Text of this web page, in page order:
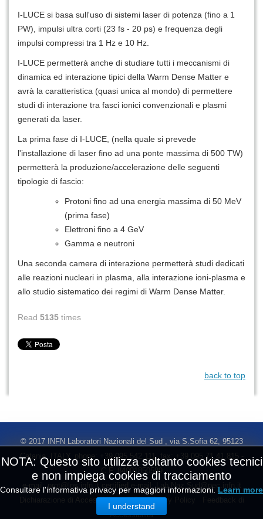
NOTA: Questo sito utilizza soltanto cookies tecnici
e non impiega cookies di tracciamento
Consultare l'informativa privacy per maggiori informazioni. Learn more
I understand
I-LUCE si basa sull'uso di sistemi laser di potenza (fino a 1
PW), impulsi ultra corti (23 fs - 20 ps) e frequenza degli
impulsi compressi tra 1 Hz e 10 Hz.
I-LUCE permetterà anche di studiare tutti i meccanismi di
dinamica ed interazione tipici della Warm Dense Matter e
avrà la caratteristica (quasi unica al mondo) di permettere
studi di interazione tra fasci ionici convenzionali e plasmi
generati da laser.
La prima fase di I-LUCE, (nella quale si prevede
l'installazione di laser fino ad una ponte massima di 500 TW)
permetterà la produzione/accelerazione delle seguenti
tipologie di fascio:
Protoni fino ad una energia massima di 50 MeV
(prima fase)
Elettroni fino a 4 GeV
Gamma e neutroni
Una seconda camera di interazione permetterà studi dedicati
alle reazioni nucleari in plasma, alla interazione ioni-plasma e
allo studio sistematico dei regimi di Warm Dense Matter.
Read 5135 times
back to top
© 2017 INFN Laboratori Nazionali del Sud , via S.Sofia 62, 95123
Catania, ITALY, phone: +39.095.542.111, fax: +39.095.71.41.815 -
C.F. 84001850589
e-mail:prot@lns.infn.itcertified e-mail:Lab.Naz.Sud@pec.infn.it
Dichiarazione di Accessibilità AGID
Privacy Policy
Accessibilità